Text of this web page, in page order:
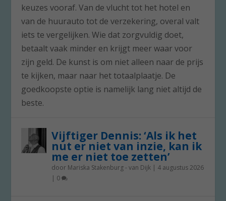
keuzes vooraf. Van de vlucht tot het hotel en
van de huurauto tot de verzekering, overal valt
iets te vergelijken. Wie dat zorgvuldig doet,
betaalt vaak minder en krijgt meer waar voor
zijn geld. De kunst is om niet alleen naar de prijs
te kijken, maar naar het totaalplaatje. De
goedkoopste optie is namelijk lang niet altijd de
beste.
Vijftiger Dennis: ‘Als ik het
nut er niet van inzie, kan ik
me er niet toe zetten’
door Mariska Stakenburg - van Dijk | 4 augustus 2026
| 0